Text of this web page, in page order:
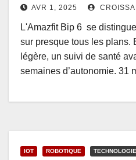
AVR 1, 2025
L'Amazfit Bip 6 se
sur presque tous les plans.
légère, un suivi de santé
semaines d’autonomie. 31
IOT ROBOTIQUE TECHNOLOGIE